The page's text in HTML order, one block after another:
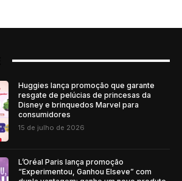
Huggies lança promoção que garante
resgate de pelúcias de princesas da
Disney e brinquedos Marvel para
consumidores
15 de julho de 2026
L’Oréal Paris lança promoção
“Experimentou, Ganhou Elseve” com